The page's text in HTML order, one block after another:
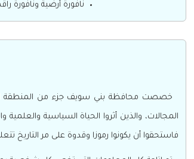
نافورة أرضية ونافورة
خصصت محافظة بني سويف جزء من المنطقة
المجالات، والذين أثروا الحياة السياسية
فاستحقوا أن يكونوا رموزا وقدوة على مر التاريخ